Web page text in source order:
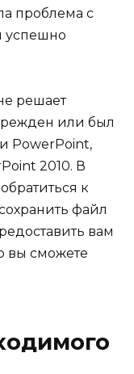
проблема с
успешно
решает
или был
PowerPoint,
2010. В
к
файл
вам
вы сможете